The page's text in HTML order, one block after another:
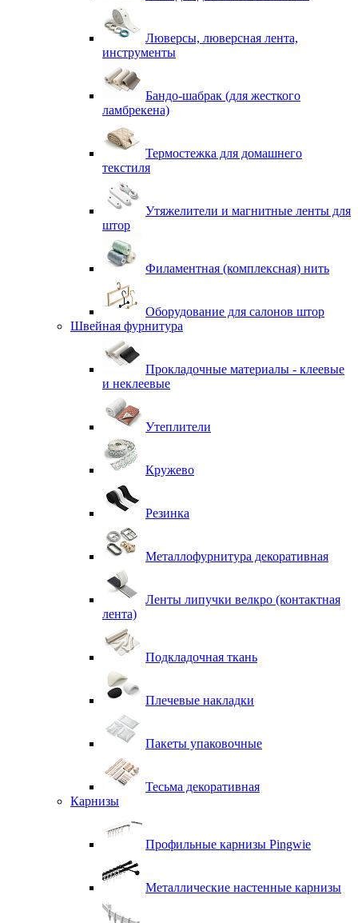
Люверсы, люверсная лента,
инструменты
Бандо-шабрак (для жесткого
ламбрекена)
Термостежка для домашнего
текстиля
Утяжелители и магнитные ленты для
штор
Филаментная (комплексная) нить
Оборудование для салонов штор
Швейная фурнитура
Прокладочные материалы - клеевые
и неклеевые
Утеплители
Кружево
Резинка
Металлофурнитура декоративная
Ленты липучки велкро (контактная
лента)
Подкладочная ткань
Плечевые накладки
Пакеты упаковочные
Тесьма декоративная
Карнизы
Профильные карнизы Pingwie
Металлические настенные карнизы